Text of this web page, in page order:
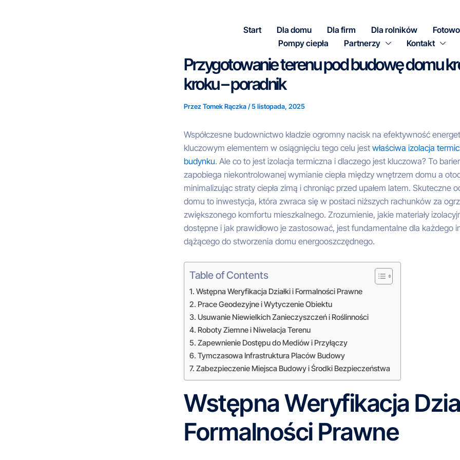
Start Dla domu Dla firm Dla rolników
Pompy ciepła
Partnerzy Kontakt
Przygotowanie terenu pod budowę domu
kroku – poradnik
PrzezTomek Rączka/5 listopada, 2025
Współczesne budownictwo kładzie ogromny nacisk na efektywność
kluczowym elementem w osiągnięciu tego celu jestwłaściwa izolacja
budynku. Ale co to jest izolacja termiczna i dlaczego jest kluczowa? To
zapobiega niekontrolowanej wymianie ciepła między wnętrzem domu a
minimalizując straty ciepła zimą i chroniąc przed upałem latem. Skuteczne
domu to inwestycja, która zwraca się w postaci niższych rachunków za
zwiększonego komfortu mieszkalnego. Zrozumienie, jakie materiały
dostępne i jak prawidłowo je zastosować, jest fundamentalne dla każdego
dążącego do stworzenia domu energooszczędnego.
Table of Contents
Wstępna Weryfikacja Działki i Formalności Prawne
Prace Geodezyjne i Wytyczenie Obiektu
Usuwanie Niewielkich Zanieczyszczeń i Roślinności
Roboty Ziemne i Niwelacja Terenu
Zapewnienie Dostępu do Mediów i Przyłączy
Tymczasowa Infrastruktura Placów Budowy
Zabezpieczenie Miejsca Budowy i Środki Bezpieczeństwa
Wstępna Weryfikacja
Formalności Prawne